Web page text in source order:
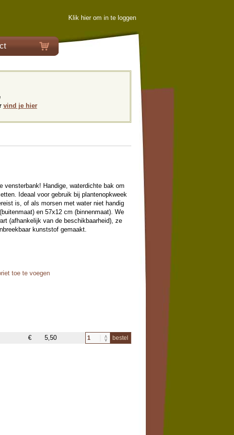
Klik hier om in te loggen
vind je hier
vensterbank! Handige, waterdichte bak om
Ideaal voor gebruik bij plantenopkweek
is, of als morsen met water niet handig
en 57x12 cm (binnenmaat). We
(afhankelijk van de beschikbaarheid), ze
kunststof gemaakt.
toe te voegen
€ 5,50 bestel